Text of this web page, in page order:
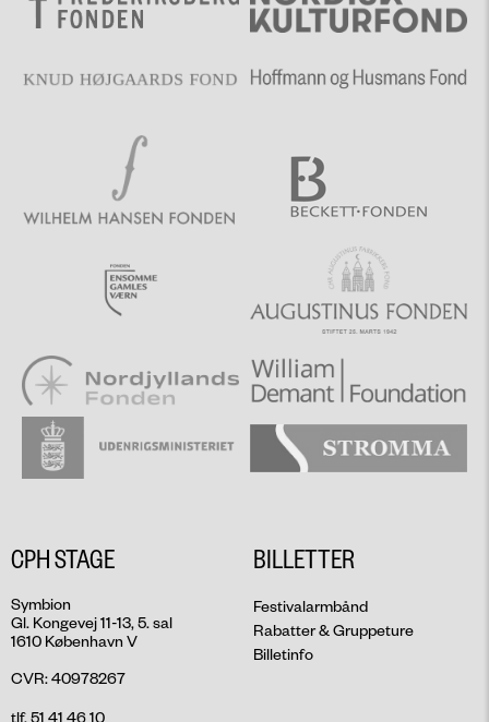
CPH STAGE
Symbion
Gl. Kongevej 11-13, 5. sal
1610 København V
CVR: 40978267
tlf. 51 41 46 10
BILLETTER
Festivalarmbånd
Rabatter & Gruppeture
Billetinfo